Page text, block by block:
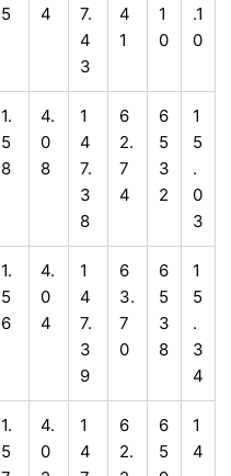
5
4
7.
4
3
4
1
1
0
.1
0
1.
5
8
4.
0
8
1
4
7.
3
8
6
2.
7
4
6
5
3
2
1
5
.
0
3
1.
5
6
4.
0
4
1
4
7.
3
9
6
3.
7
0
6
5
3
8
1
5
.
3
4
1.
5
4.
0
1
4
6
2.
6
5
1
4